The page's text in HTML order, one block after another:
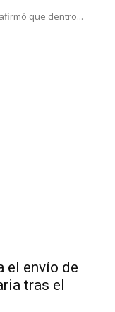
que dentro...
el envío de
tras el